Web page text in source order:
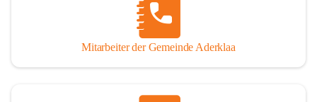
Mitarbeiter der Gemeinde Aderklaa